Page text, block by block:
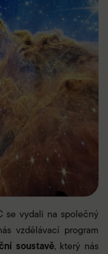
se vydali na společný
vzdělávací program
soustavě, který nás